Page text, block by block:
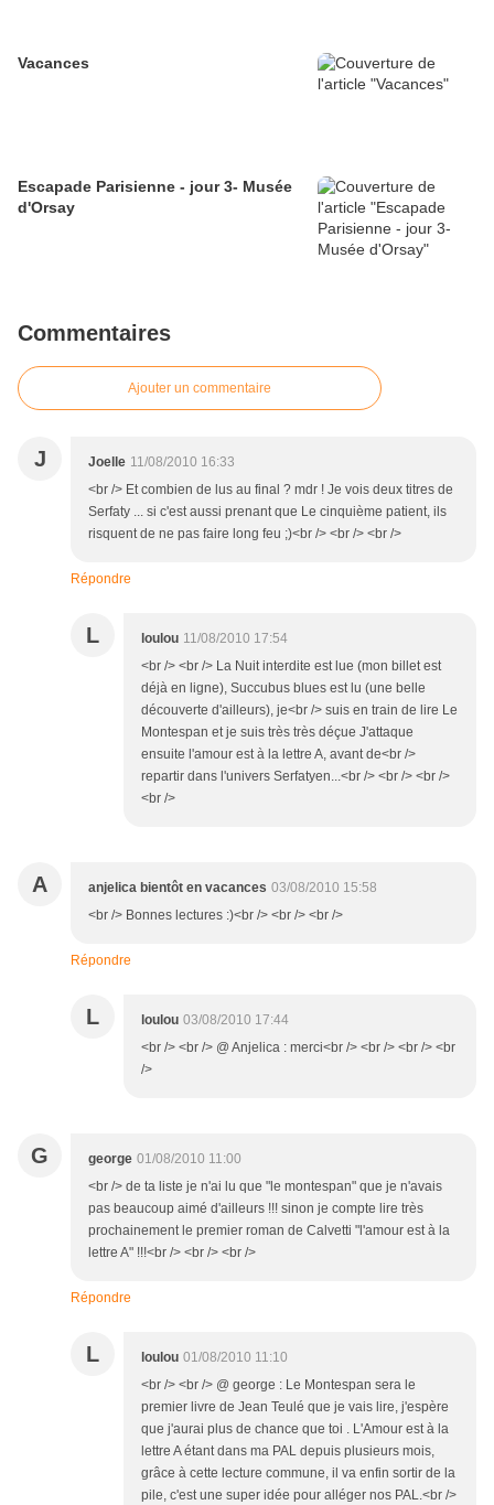
Vacances
Escapade Parisienne - jour 3- Musée
d'Orsay
Commentaires
Ajouter un commentaire
J Joelle 11/08/2010 16:33
<br /> Et combien de lus au final ? mdr ! Je vois deux titres de
Serfaty ... si c'est aussi prenant que Le cinquième patient, ils
risquent de ne pas faire long feu ;)<br /> <br /> <br />
Répondre
L loulou 11/08/2010 17:54
<br /> <br /> La Nuit interdite est lue (mon billet est
déjà en ligne), Succubus blues est lu (une belle
découverte d'ailleurs), je<br /> suis en train de lire Le
Montespan et je suis très très déçue J'attaque
ensuite l'amour est à la lettre A, avant de<br />
repartir dans l'univers Serfatyen...<br /> <br /> <br />
<br />
A anjelica bientôt en vacances 03/08/2010 15:58
<br /> Bonnes lectures :)<br /> <br /> <br />
Répondre
L loulou 03/08/2010 17:44
<br /> <br /> @ Anjelica : merci<br /> <br /> <br /> <br
/>
G george 01/08/2010 11:00
<br /> de ta liste je n'ai lu que "le montespan" que je n'avais
pas beaucoup aimé d'ailleurs !!! sinon je compte lire très
prochainement le premier roman de Calvetti "l'amour est à la
lettre A" !!!<br /> <br /> <br />
Répondre
L loulou 01/08/2010 11:10
<br /> <br /> @ george : Le Montespan sera le
premier livre de Jean Teulé que je vais lire, j'espère
que j'aurai plus de chance que toi . L'Amour est à la
lettre A étant dans ma PAL depuis plusieurs mois,
grâce à cette lecture commune, il va enfin sortir de la
pile, c'est une super idée pour alléger nos PAL.<br />